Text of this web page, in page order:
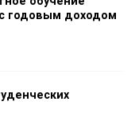
годовым доходом